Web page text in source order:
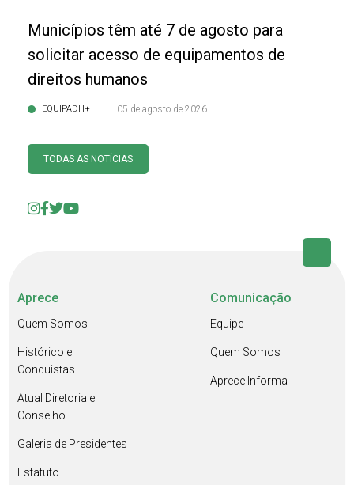
Municípios têm até 7 de agosto para
solicitar acesso de equipamentos de
direitos humanos
EQUIPADH+ 05 de agosto de 2026
TODAS AS NOTÍCIAS
Aprece
Quem Somos
Histórico e
Conquistas
Atual Diretoria e
Conselho
Galeria de Presidentes
Estatuto
Comunicação
Equipe
Quem Somos
Aprece Informa